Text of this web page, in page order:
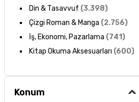
Din & Tasavvuf (3.398)
Çizgi Roman & Manga (2.756)
İş, Ekonomi, Pazarlama (741)
Kitap Okuma Aksesuarları (600)
Konum